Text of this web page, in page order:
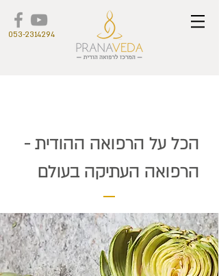
053-2314294
הכל על הרפואה ההודית -
הרפואה העתיקה בעולם